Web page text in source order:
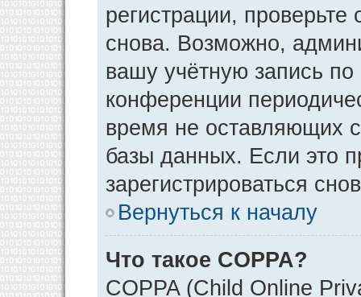
регистрации,
снова. Возможно,
вашу учётную запись
конференции
время не оставляющих
базы данных. Если это
зарегистрироваться
Вернуться к началу
Что такое COPPA?
COPPA (Child Online